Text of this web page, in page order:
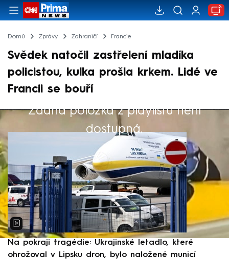
Domů Zprávy Zahraničí Francie
Svědek natočil zastřelení mladíka
policistou, kulka prošla krkem. Lidé ve
Francii se bouří
Žádná položka z playlistu není
dostupná.
Výběr redakce
Na pokraji tragédie: Ukrajinské letadlo, které
ohrožoval v Lipsku dron, bylo naložené municí